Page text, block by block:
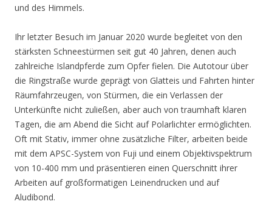
und des Himmels.
Ihr letzter Besuch im Januar 2020 wurde begleitet von den
stärksten Schneestürmen seit gut 40 Jahren, denen auch
zahlreiche Islandpferde zum Opfer fielen. Die Autotour über
die Ringstraße wurde geprägt von Glatteis und Fahrten hinter
Räumfahrzeugen, von Stürmen, die ein Verlassen der
Unterkünfte nicht zuließen, aber auch von traumhaft klaren
Tagen, die am Abend die Sicht auf Polarlichter ermöglichten.
Oft mit Stativ, immer ohne zusätzliche Filter, arbeiten beide
mit dem APSC-System von Fuji und einem Objektivspektrum
von 10-400 mm und präsentieren einen Querschnitt ihrer
Arbeiten auf großformatigen Leinendrucken und auf
Aludibond.